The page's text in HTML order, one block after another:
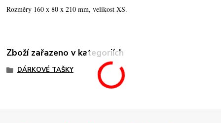
Rozměry 160 x 80 x 210 mm, velikost XS.
Zboží zařazeno v kategoriích
DÁRKOVÉ TAŠKY